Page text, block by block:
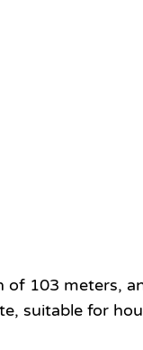
103 meters,
suitable for